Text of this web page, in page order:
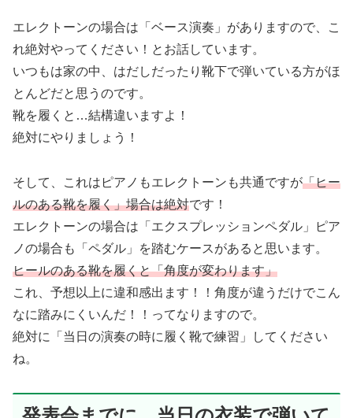
エレクトーンの場合は「ベース演奏」がありますので、こ
れ絶対やってください！とお話しています。
いつもは家の中、はだしだったり靴下で弾いている方がほ
とんどだと思うのです。
靴を履くと…結構違いますよ！
絶対にやりましょう！
そして、これはピアノもエレクトーンも共通ですが「ヒー
ルのある靴を履く」場合は絶対です！
エレクトーンの場合は「エクスプレッションペダル」ピア
ノの場合も「ペダル」を踏むケースがあると思います。
ヒールのある靴を履くと「角度が変わります」
これ、予想以上に違和感出ます！！角度が違うだけでこん
なに踏みにくいんだ！！ってなりますので。
絶対に「当日の演奏の時に履く靴で練習」してください
ね。